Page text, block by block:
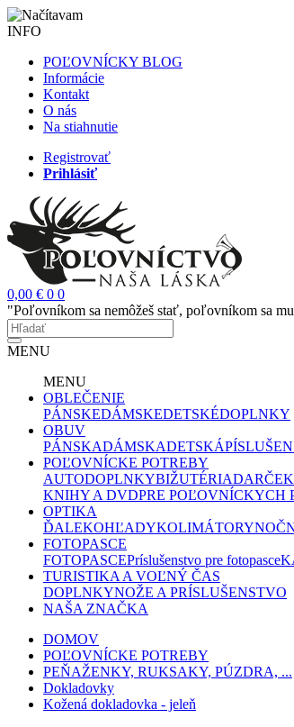
INFO
POĽOVNÍCKY BLOG
Informácie
Kontakt
O nás
Na stiahnutie
Registrovať
Prihlásiť
0,00 € 0 0
"Poľovníkom sa nemôžeš stať, poľovníkom sa
MENU
MENU
OBLEČENIE
PÁNSKEDÁMSKEDETSKÉDOPLNKY
OBUV
PÁNSKADÁMSKADETSKÁ
POĽOVNÍCKE POTREBY
AUTODOPLNKYBIŽUTÉRIA
KNIHY A DVDPRE POĽOVNÍCKYCH
OPTIKA
ĎALEKOHĽADYKOLIMÁTORY
FOTOPASCE
FOTOPASCEPríslušenstvo pre fotopasce
TURISTIKA A VOĽNÝ ČAS
DOPLNKYNOŽE A PRÍSLUŠENSTVO
NAŠA ZNAČKA
DOMOV
POĽOVNÍCKE POTREBY
PEŇAŽENKY, RUKSAKY, PÚZDRA, ...
Dokladovky
Kožená dokladovka - jeleň